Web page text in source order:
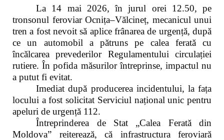
La 14 mai 2026, în jurul orei 12.50, pe
tronsonul feroviar Ocnița–Vălcineț, mecanicul unui
tren a fost nevoit să aplice frânarea de urgență, după
ce un automobil a pătruns pe calea ferată cu
încălcarea prevederilor Regulamentului circulației
rutiere. În pofida măsurilor întreprinse, impactul nu
a putut fi evitat.
Imediat după producerea incidentului, la fața
locului a fost solicitat Serviciul național unic pentru
apeluri de urgență 112.
Întreprinderea de Stat „Calea Ferată din
Moldova” reiterează, că infrastructura feroviară